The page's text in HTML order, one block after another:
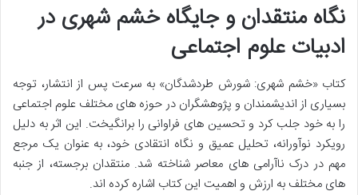
نگاه منتقدان و جایگاه خشم شهری در
ادبیات علوم اجتماعی
کتاب «خشم شهری: شورش طردشدگان» به سرعت پس از انتشار، توجه
بسیاری از اندیشمندان و پژوهشگران در حوزه های مختلف علوم اجتماعی
را به خود جلب کرد و تحسین های فراوانی را برانگیخت. این اثر به دلیل
رویکرد نوآورانه، تحلیل عمیق و نگاه انتقادی خود، به عنوان یک مرجع
مهم در درک ناآرامی های معاصر شناخته شد. منتقدان برجسته، از جنبه
های مختلف به ارزش و اهمیت این کتاب اشاره کرده اند.